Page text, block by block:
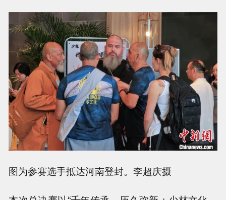
图为参赛选手抵达河南登封。李超庆摄